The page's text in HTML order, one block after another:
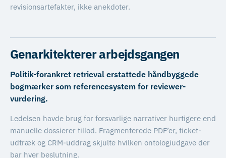
revisionsartefakter, ikke anekdoter.
Genarkitekterer arbejdsgangen
Politik-forankret retrieval erstattede håndbyggede
bogmærker som referencesystem for reviewer-
vurdering.
Ledelsen havde brug for forsvarlige narrativer hurtigere end
manuelle dossierer tillod. Fragmenterede PDF’er, ticket-
udtræk og CRM-uddrag skjulte hvilken ontologiudgave der
bar hver beslutning.